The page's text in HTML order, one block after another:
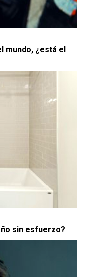
mundo, ¿está el
sin esfuerzo?